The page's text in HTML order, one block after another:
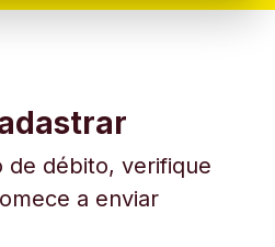
de débito, verifique
a enviar